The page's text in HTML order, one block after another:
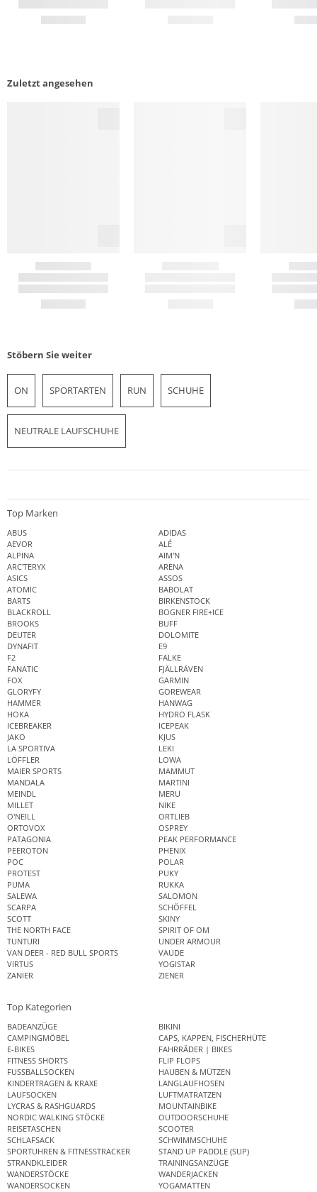
Zuletzt angesehen
Stöbern Sie weiter
ON SPORTARTEN RUN SCHUHE
NEUTRALE LAUFSCHUHE
Top Marken
ABUS
ADIDAS
AEVOR
ALÉ
ALPINA
AIM'N
ARC'TERYX
ARENA
ASICS
ASSOS
ATOMIC
BABOLAT
BARTS
BIRKENSTOCK
BLACKROLL
BOGNER FIRE+ICE
BROOKS
BUFF
DEUTER
DOLOMITE
DYNAFIT
E9
F2
FALKE
FANATIC
FJÄLLRÄVEN
FOX
GARMIN
GLORYFY
GOREWEAR
HAMMER
HANWAG
HOKA
HYDRO FLASK
ICEBREAKER
ICEPEAK
JAKO
KJUS
LA SPORTIVA
LEKI
LÖFFLER
LOWA
MAIER SPORTS
MAMMUT
MANDALA
MARTINI
MEINDL
MERU
MILLET
NIKE
O'NEILL
ORTLIEB
ORTOVOX
OSPREY
PATAGONIA
PEAK PERFORMANCE
PEEROTON
PHENIX
POC
POLAR
PROTEST
PUKY
PUMA
RUKKA
SALEWA
SALOMON
SCARPA
SCHÖFFEL
SCOTT
SKINY
THE NORTH FACE
SPIRIT OF OM
TUNTURI
UNDER ARMOUR
VAN DEER - RED BULL SPORTS
VAUDE
VIRTUS
YOGISTAR
ZANIER
ZIENER
Top Kategorien
BADEANZÜGE
BIKINI
CAMPINGMÖBEL
CAPS, KAPPEN, FISCHERHÜTE
E-BIKES
FAHRRÄDER | BIKES
FITNESS SHORTS
FLIP FLOPS
FUSSBALLSOCKEN
HAUBEN & MÜTZEN
KINDERTRAGEN & KRAXE
LANGLAUFHOSEN
LAUFSOCKEN
LUFTMATRATZEN
LYCRAS & RASHGUARDS
MOUNTAINBIKE
NORDIC WALKING STÖCKE
OUTDOORSCHUHE
REISETASCHEN
SCOOTER
SCHLAFSACK
SCHWIMMSCHUHE
SPORTUHREN & FITNESSTRACKER
STAND UP PADDLE (SUP)
STRANDKLEIDER
TRAININGSANZÜGE
WANDERSTÖCKE
WANDERJACKEN
WANDERSOCKEN
YOGAMATTEN